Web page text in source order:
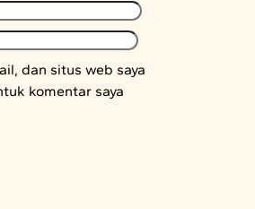
dan situs web saya
komentar saya